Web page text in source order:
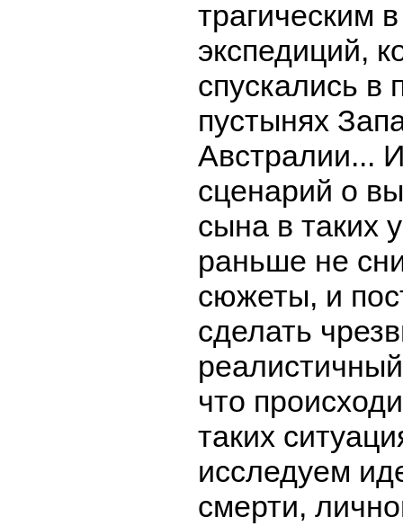
трагическим
экспедиций,
спускались в
пустынях
Австралии...
сценарий о
сына в таких
раньше не
сюжеты, и
сделать
что
таких
исследуем
смерти,